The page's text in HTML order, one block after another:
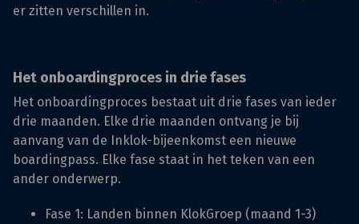
er zitten verschillen in.
Het onboardingproces in drie fases
Het onboardingproces bestaat uit drie fases van ieder
drie maanden. Elke drie maanden ontvang je bij
aanvang van de Inklok-bijeenkomst een nieuwe
boardingpass. Elke fase staat in het teken van een
ander onderwerp.
Fase 1: Landen binnen KlokGroep (maand 1-3)